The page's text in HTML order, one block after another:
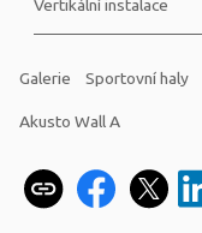
Vertikální instalace
Galerie Sportovní haly
Akusto Wall A